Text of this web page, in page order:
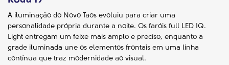
A iluminação do Novo Taos evoluiu para criar uma
personalidade própria durante a noite. Os faróis full LED IQ.
Light entregam um feixe mais amplo e preciso, enquanto a
grade iluminada une os elementos frontais em uma linha
contínua que traz modernidade ao visual.